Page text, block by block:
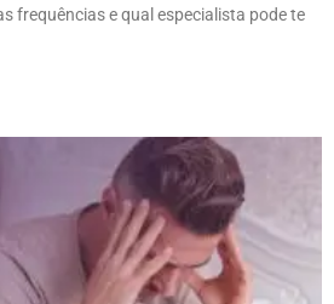
frequências e qual especialista pode te